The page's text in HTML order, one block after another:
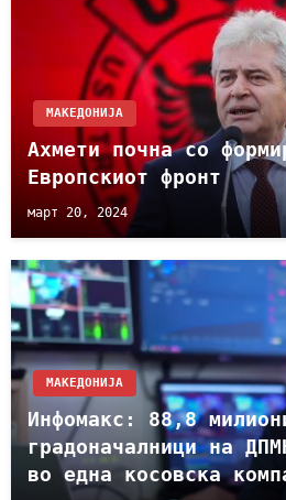
МАКЕДОНИЈА
Ахмети почна со
Европскиот фронт
март 20, 2024
МАКЕДОНИЈА
Инфомакс: 88,8
градоначалници на
во една косовска